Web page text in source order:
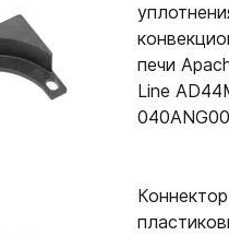
печи
Line
Коннектор